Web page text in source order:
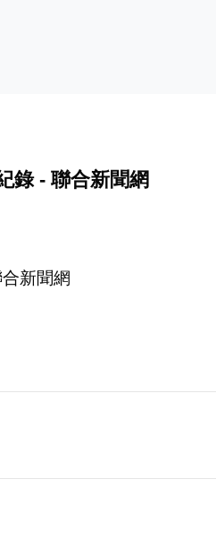
錄 - 聯合新聞網
新聞網